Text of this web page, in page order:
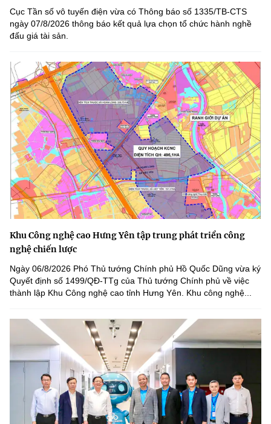
Cục Tần số vô tuyến điện vừa có Thông báo số 1335/TB-CTS
ngày 07/8/2026 thông báo kết quả lựa chọn tổ chức hành nghề
đấu giá tài sản.
Khu Công nghệ cao Hưng Yên tập trung phát triển công
nghệ chiến lược
Ngày 06/8/2026 Phó Thủ tướng Chính phủ Hồ Quốc Dũng vừa ký
Quyết định số 1499/QĐ-TTg của Thủ tướng Chính phủ về việc
thành lập Khu Công nghệ cao tỉnh Hưng Yên. Khu công nghệ...